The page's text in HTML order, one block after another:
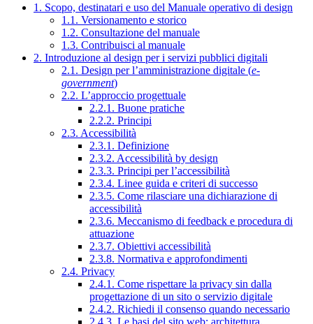
1. Scopo, destinatari e uso del Manuale operativo di design
1.1. Versionamento e storico
1.2. Consultazione del manuale
1.3. Contribuisci al manuale
2. Introduzione al design per i servizi pubblici digitali
2.1. Design per l’amministrazione digitale (e-
government)
2.2. L’approccio progettuale
2.2.1. Buone pratiche
2.2.2. Principi
2.3. Accessibilità
2.3.1. Definizione
2.3.2. Accessibilità by design
2.3.3. Principi per l’accessibilità
2.3.4. Linee guida e criteri di successo
2.3.5. Come rilasciare una dichiarazione di
accessibilità
2.3.6. Meccanismo di feedback e procedura di
attuazione
2.3.7. Obiettivi accessibilità
2.3.8. Normativa e approfondimenti
2.4. Privacy
2.4.1. Come rispettare la privacy sin dalla
progettazione di un sito o servizio digitale
2.4.2. Richiedi il consenso quando necessario
2.4.3. Le basi del sito web: architettura,